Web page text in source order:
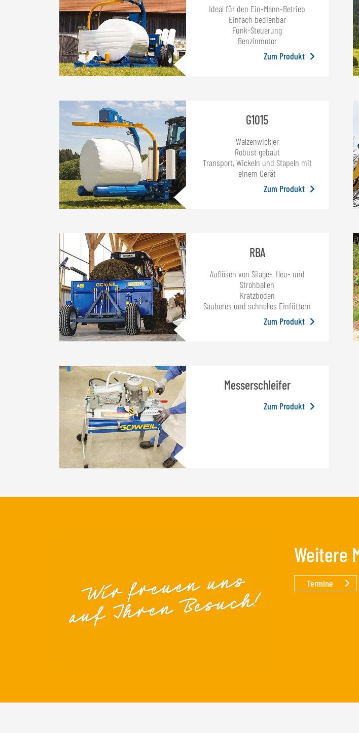
Ideal für den Ein-Mann-Betrieb
Einfach bedienbar
Funk-Steuerung
Benzinmotor
Zum Produkt
G1015
Walzenwickler
Robust gebaut
Transport, Wickeln und Stapeln mit
einem Gerät
Zum Produkt
RBA
Auflösen von Silage-, Heu- und
Strohballen
Kratzboden
Sauberes und schnelles Einfüttern
Zum Produkt
Messerschleifer
Zum Produkt
Weitere
Termine